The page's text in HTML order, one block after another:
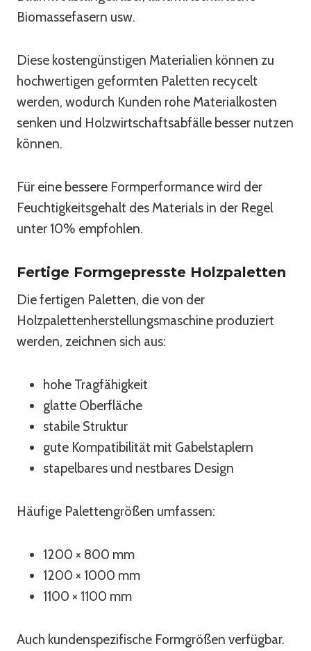
Biomassefasern usw.
Diese kostengünstigen Materialien können zu
hochwertigen geformten Paletten recycelt
werden, wodurch Kunden rohe Materialkosten
senken und Holzwirtschaftsabfälle besser nutzen
können.
Für eine bessere Formperformance wird der
Feuchtigkeitsgehalt des Materials in der Regel
unter 10% empfohlen.
Fertige Formgepresste Holzpaletten
Die fertigen Paletten, die von der
Holzpalettenherstellungsmaschine produziert
werden, zeichnen sich aus:
hohe Tragfähigkeit
glatte Oberfläche
stabile Struktur
gute Kompatibilität mit Gabelstaplern
stapelbares und nestbares Design
Häufige Palettengrößen umfassen:
1200 × 800 mm
1200 × 1000 mm
1100 × 1100 mm
Auch kundenspezifische Formgrößen verfügbar.